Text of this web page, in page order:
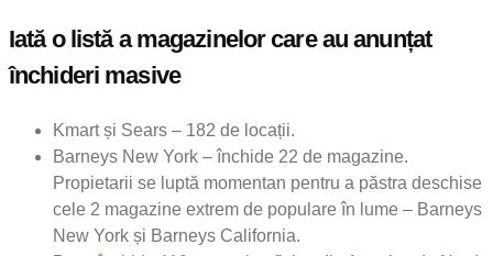
Iată o listă a magazinelor care au anunțat
închideri masive
Kmart și Sears – 182 de locații.
Barneys New York – închide 22 de magazine.
Propietarii se luptă momentan pentru a păstra deschise
cele 2 magazine extrem de populare în lume – Barneys
New York și Barneys California.